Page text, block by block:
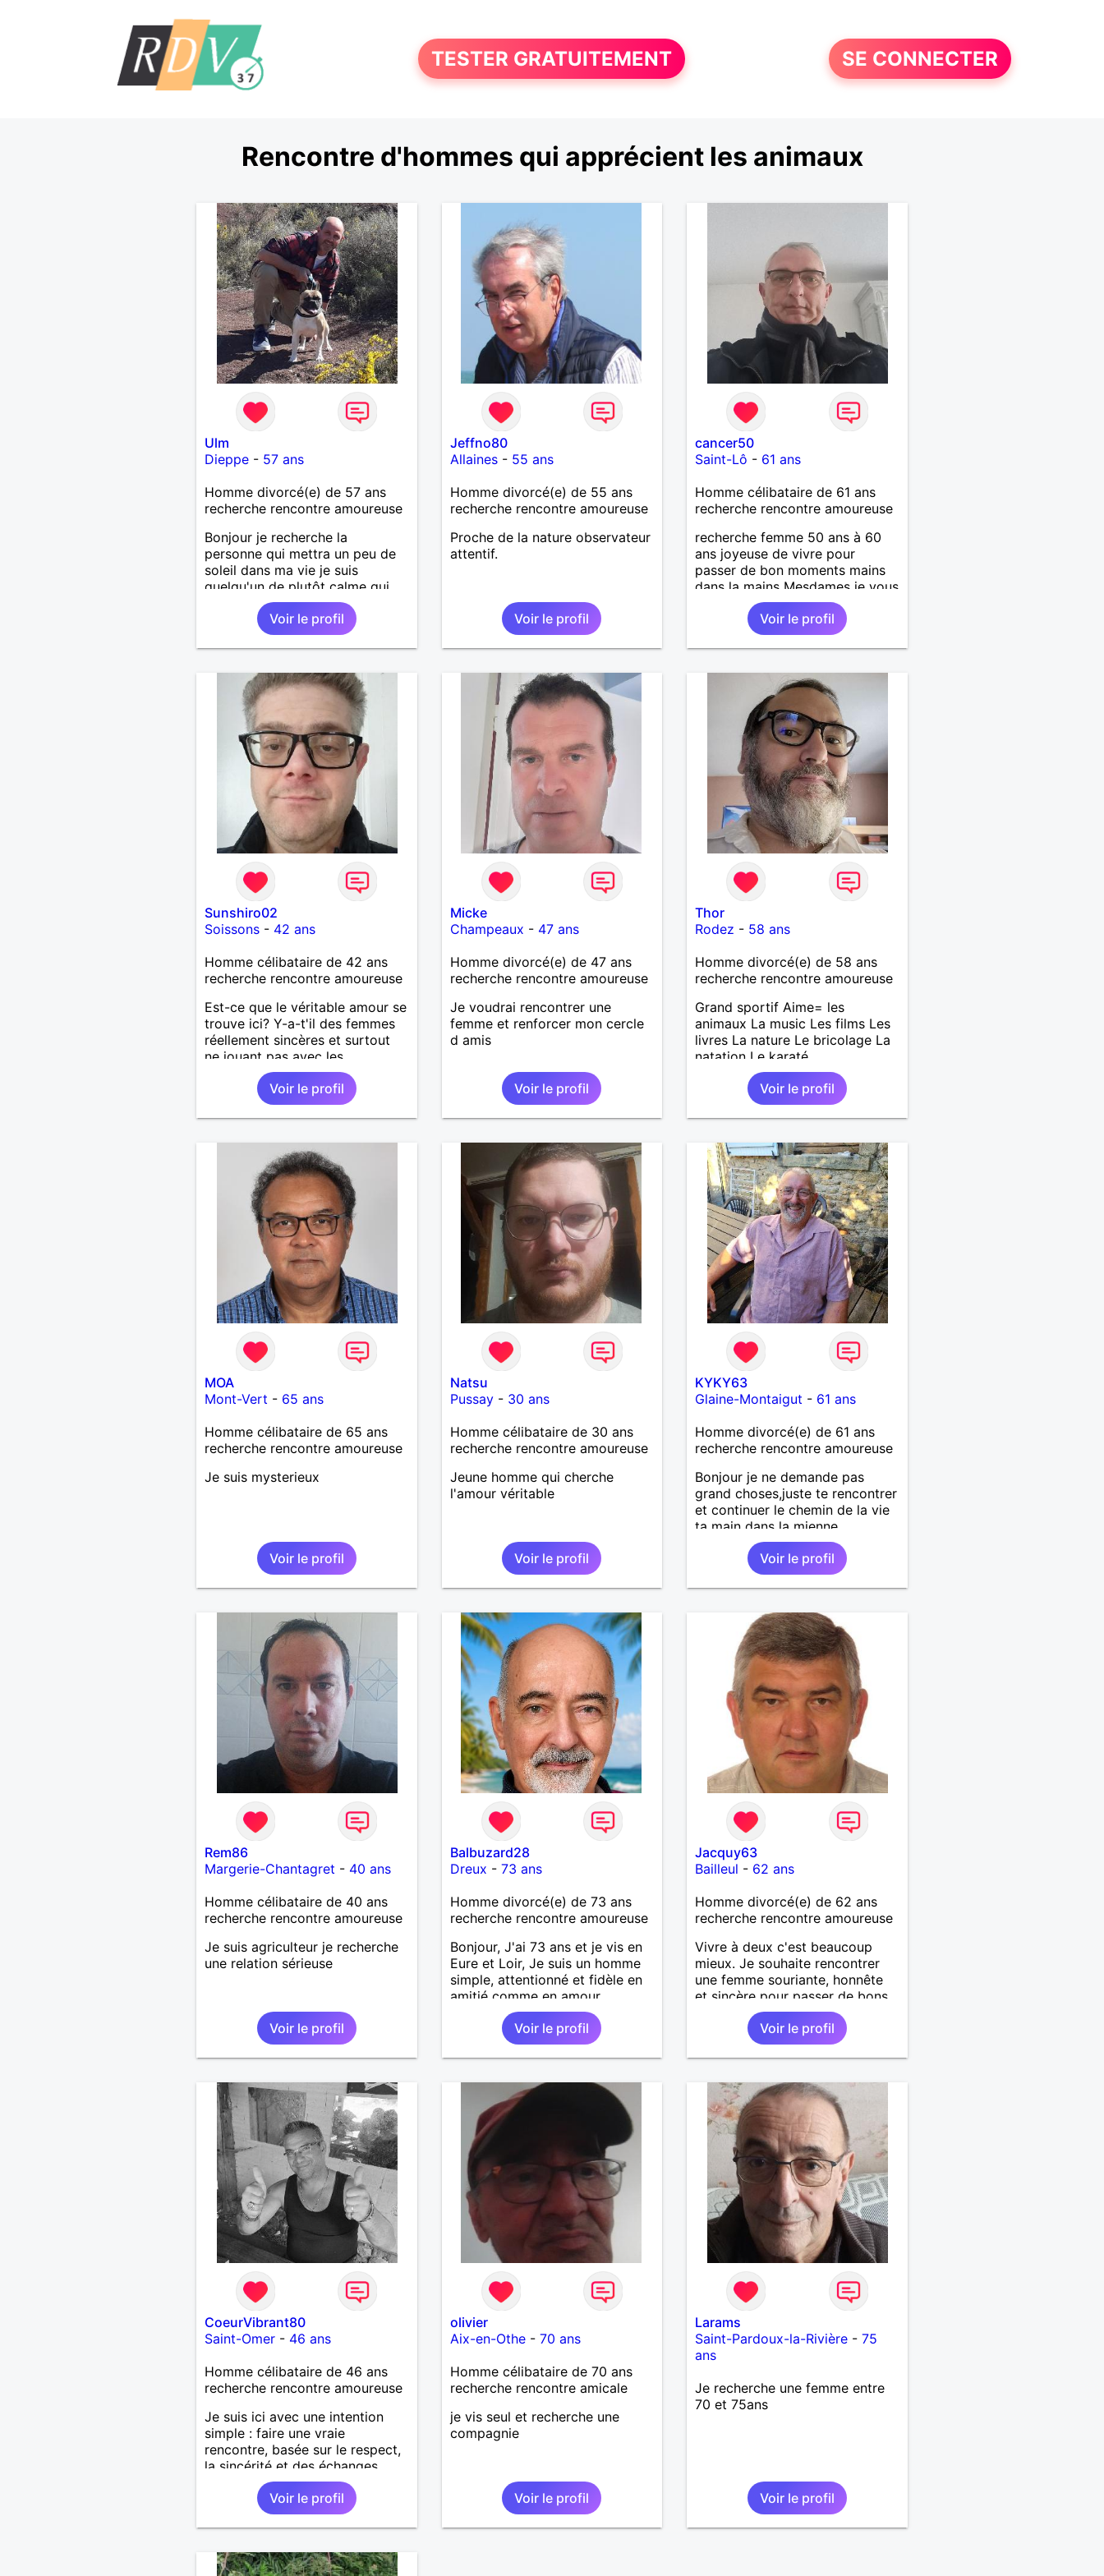
TESTER GRATUITEMENT SE CONNECTER
Rencontre d'hommes qui apprécient les animaux
Ulm
Dieppe- 57 ans
Homme divorcé(e) de 57 ans
recherche rencontre amoureuse
Bonjour je recherche la
personne qui mettra un peu de
soleil dans ma vie je suis
quelqu'un de plutôt calme qui
aime les choses simples sans
prise de tête, simplement
partager de belles choses avec
une personne qui me ressemble
Voir le profil
Jeffno80
Allaines- 55 ans
Homme divorcé(e) de 55 ans
recherche rencontre amoureuse
Proche de la nature observateur
attentif.
Voir le profil
cancer50
Saint-Lô - 61 ans
Homme célibataire de 61 ans
recherche rencontre amoureuse
recherche femme 50 ans à 60
ans joyeuse de vivre pour
passer de bon moments mains
dans la mains Mesdames je vous
attend de vous lire .
Voir le profil
Sunshiro02
Soissons- 42 ans
Homme célibataire de 42 ans
recherche rencontre amoureuse
Est-ce que le véritable amour se
trouve ici? Y-a-t'il des femmes
réellement sincères et surtout
ne jouant pas avec les
sentiments des hommes? Etant
un homme protecteur et
bienveillant, je veux continuer
d'y croire et pouvoir enfin
désir temps. Faux profil,
profiteuse et autres joyeuseté
passer votre chemin, vous ne
m'intéressez pas du tout!
Voir le profil
Micke
Champeaux - 47 ans
Homme divorcé(e) de 47 ans
recherche rencontre amoureuse
Je voudrai rencontrer une
femme et renforcer mon cercle
d amis
Voir le profil
Thor
Rodez - 58 ans
Homme divorcé(e) de 58 ans
recherche rencontre amoureuse
Grand sportif Aime= les
animaux La music Les films Les
livres La nature Le bricolage La
natation Le karaté
Voir le profil
MOA
Mont-Vert - 65 ans
Homme célibataire de 65 ans
recherche rencontre amoureuse
Je suis mysterieux
Voir le profil
Natsu
Pussay- 30 ans
Homme célibataire de 30 ans
recherche rencontre amoureuse
Jeune homme qui cherche
l'amour véritable
Voir le profil
KYKY63
Glaine-Montaigut - 61 ans
Homme divorcé(e) de 61 ans
recherche rencontre amoureuse
Bonjour je ne demande pas
grand choses,juste te rencontrer
et continuer le chemin de la vie
ta main dans la mienne
Voir le profil
Rem86
Margerie-Chantagret - 40 ans
Homme célibataire de 40 ans
recherche rencontre amoureuse
Je suis agriculteur je recherche
une relation sérieuse
Voir le profil
Balbuzard28
Dreux - 73 ans
Homme divorcé(e) de 73 ans
recherche rencontre amoureuse
Bonjour, J'ai 73 ans et je vis en
Eure et Loir, Je suis un homme
simple, attentionné et fidèle en
amitié comme en amour.
J'apprécie les petits bonheurs
du quotidien; une promenade,
un bon repas, une sortie, une
discision agréable ou un
souhaite rencontrer une femme
douce, honnête et bienveillante,
avec qui partager des moments
de complicité, de rire et de
confiance. Je crois qu'une belle
relation commence souvent par
une belle amitié et qu'il n'est
jamais trop tard pour écrire une
nouvelle histoire. Si vous aimez
les échanges sincères, les
valeurs de respect et de
simplicité, nous pourrions faire
connaissance autour d'un café
suivi d'une balade, sans
précipitation et laisser le temps
faire le reste. Au plaisir de vous
Voir le profil
Jacquy63
Bailleul - 62 ans
Homme divorcé(e) de 62 ans
recherche rencontre amoureuse
Vivre à deux c'est beaucoup
mieux. Je souhaite rencontrer
une femme souriante, honnête
et sincère pour passer de bons
moments, qui aime plaisanter, se
balader et partager, je le
souhaite, notre complicité.
J'aime beaucoup les chantiers
se relaxer, se détendre et
finalement prendre du bon
temps. C'est difficile de tout
dire en quelques lignes. En
revanche, vous pouvez me
contacter pour avoir plus
d'informations. A bientôt
Voir le profil
CoeurVibrant80
Saint-Omer- 46 ans
Homme célibataire de 46 ans
recherche rencontre amoureuse
Je suis ici avec une intention
simple : faire une vraie
rencontre, basée sur le respect,
la sincérité et des échanges
authentiques. Je ne cherche ni à
combler un vide, ni à jouer avec
les sentiments de qui que ce
soit. J'aimerais simplement
personne avec qui partager des
Voir le profil
olivier
Aix-en-Othe- 70 ans
Homme célibataire de 70 ans
recherche rencontre amicale
je vis seul et recherche une
compagnie
Voir le profil
Larams
Saint-Pardoux-la-Rivière -75
ans
Je recherche une femme entre
70 et 75ans
Voir le profil